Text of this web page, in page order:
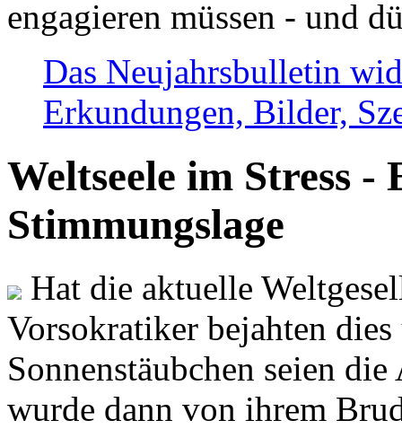
engagieren müssen - und
Das Neujahrsbulletin
Erkundungen, Bilder,
Weltseele im Stress -
Stimmungslage
Hat die aktuelle
Vorsokratiker bejahten
Sonnenstäubchen seien
wurde dann von ihrem